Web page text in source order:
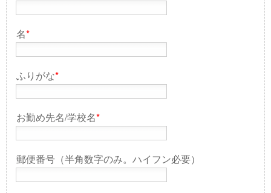
名*
ふりがな*
お勤め先名/学校名*
郵便番号（半角数字のみ。ハイフン必要）